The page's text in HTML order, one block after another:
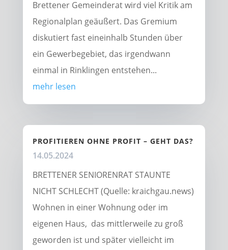
Brettener Gemeinderat wird viel Kritik am
Regionalplan geäußert. Das Gremium
diskutiert fast eineinhalb Stunden über
ein Gewerbegebiet, das irgendwann
einmal in Rinklingen entstehen...
mehr lesen
PROFITIEREN OHNE PROFIT – GEHT DAS?
14.05.2024
BRETTENER SENIORENRAT STAUNTE
NICHT SCHLECHT (Quelle: kraichgau.news)
Wohnen in einer Wohnung oder im
eigenen Haus, das mittlerweile zu groß
geworden ist und später vielleicht im